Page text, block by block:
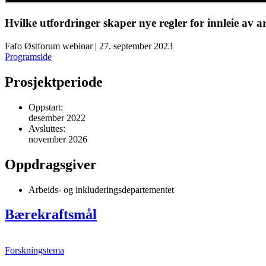
Hvilke utfordringer skaper nye regler for innleie av
Fafo Østforum webinar | 27. september 2023
Programside
Prosjektperiode
Oppstart:
desember 2022
Avsluttes:
november 2026
Oppdragsgiver
Arbeids- og inkluderingsdepartementet
Bærekraftsmål
Forskningstema